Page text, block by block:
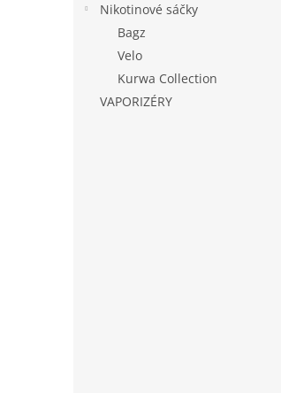
Nikotinové sáčky
Bagz
Velo
Kurwa Collection
VAPORIZÉRY